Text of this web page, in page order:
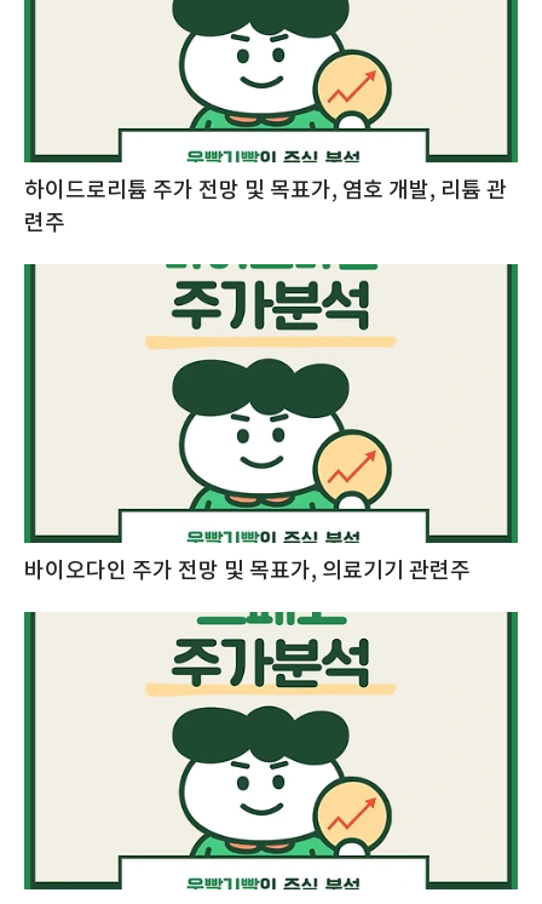
하이드로리튬 주가 전망 및 목표가, 염호 개발, 리튬 관
련주
바이오다인 주가 전망 및 목표가, 의료기기 관련주